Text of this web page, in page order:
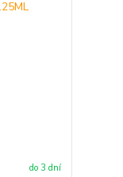
do 3 dní